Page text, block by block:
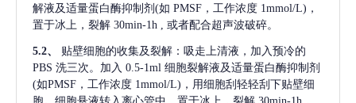
解液及适量蛋白酶抑制剂(如 PMSF，工作浓度 1mmol/L)，
置于冰上，裂解 30min-1h , 或者配合超声波破碎。
5.2、
贴壁细胞的收集及裂解：吸走上清液，加入预冷的
PBS 洗三次。加入 0.5-1ml 细胞裂解液及适量蛋白酶抑制剂
(如PMSF，工作浓度 1mmol/L)，用细胞刮轻轻刮下贴壁细